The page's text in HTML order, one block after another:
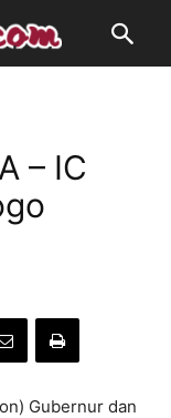
– IC
Gubernur dan